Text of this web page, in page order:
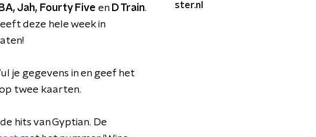
Jah, Fourty Five en D Train.
deze hele week in
je gegevens in en geef het
twee kaarten.
hits van Gyptian. De
ster.nl